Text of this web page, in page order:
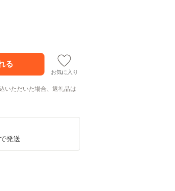
お気に入り
いただいた場合、返礼品は
発送